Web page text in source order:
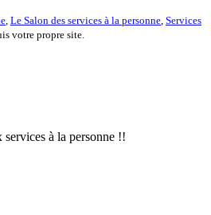
Le Salon des services à la personne Services
votre propre site.
à la personne !!